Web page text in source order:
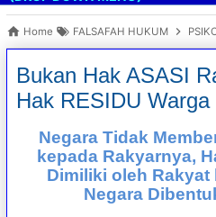
Home FALSAFAH HUKUM
Bukan Hak ASASI
Hak RESIDU
Negara Tidak
kepada Rakyarnya,
Dimiliki oleh Rakyat
Negara